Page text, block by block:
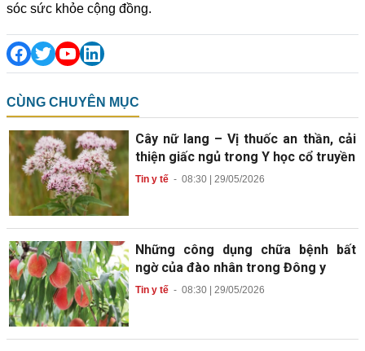
sóc sức khỏe cộng đồng.
CÙNG CHUYÊN MỤC
Cây nữ lang – Vị thuốc an thần, cải
thiện giấc ngủ trong Y học cổ truyền
Tin y tế- 08:30 | 29/05/2026
Những công dụng chữa bệnh bất
ngờ của đào nhân trong Đông y
Tin y tế- 08:30 | 29/05/2026